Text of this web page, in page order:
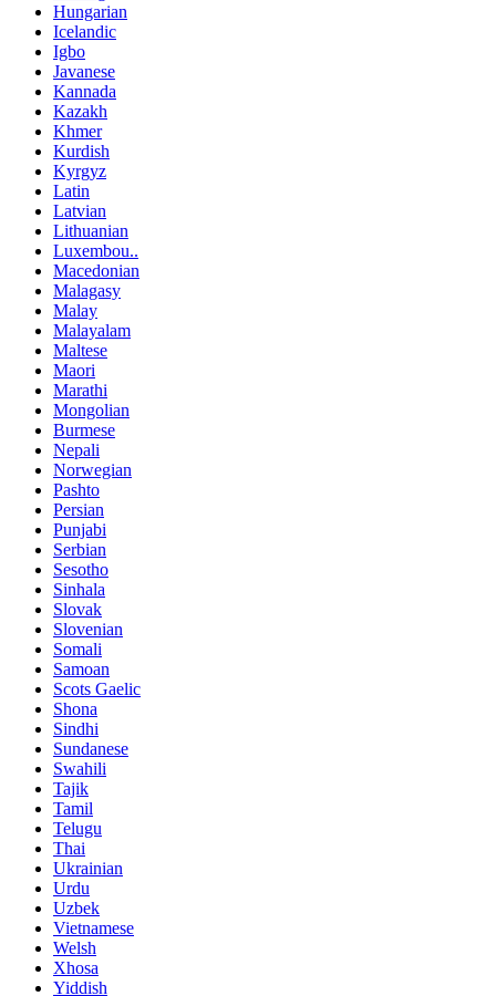
Hungarian
Icelandic
Igbo
Javanese
Kannada
Kazakh
Khmer
Kurdish
Kyrgyz
Latin
Latvian
Lithuanian
Luxembou..
Macedonian
Malagasy
Malay
Malayalam
Maltese
Maori
Marathi
Mongolian
Burmese
Nepali
Norwegian
Pashto
Persian
Punjabi
Serbian
Sesotho
Sinhala
Slovak
Slovenian
Somali
Samoan
Scots Gaelic
Shona
Sindhi
Sundanese
Swahili
Tajik
Tamil
Telugu
Thai
Ukrainian
Urdu
Uzbek
Vietnamese
Welsh
Xhosa
Yiddish